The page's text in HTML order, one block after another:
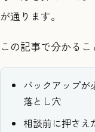
が通ります。
この記事で分かるこ
バックアップが
落とし穴
相談前に押さえ